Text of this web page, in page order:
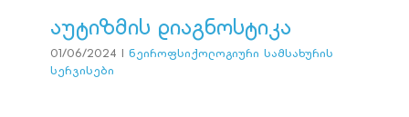
აუტიზმის დიაგნოსტიკა
01/06/2024 | ნეიროფსიქოლოგიური სამსახურის
სერვისები